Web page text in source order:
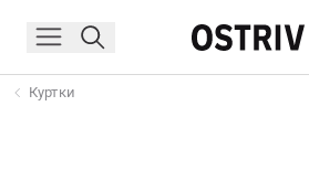
Куртки